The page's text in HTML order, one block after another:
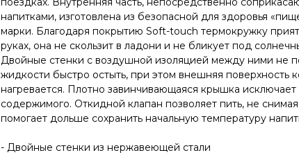
напитками, изготовлена из безопасной для здоровья
марки. Благодаря покрытию Soft-touch термокружку
руках, она не скользит в ладони и не бликует под
Двойные стенки с воздушной изоляцией между ними не
жидкости быстро остыть, при этом внешняя поверхность
нагревается. Плотно завинчивающаяся крышка
содержимого. Откидной клапан позволяет пить, не
помогает дольше сохранить начальную температуру
- Двойные стенки из нержавеющей стали